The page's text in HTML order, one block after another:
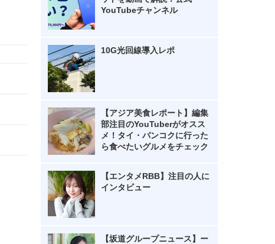
YouTubeチャンネル
10G光回線導入レポ
【アジア美食レポート】編集
部注目のYouTuberがオスス
メ！タイ・バンコクに行った
ら食べたいグルメをチェック
【エンタメRBB】注目の人に
インタビュー
【坂道グループニュース】ー